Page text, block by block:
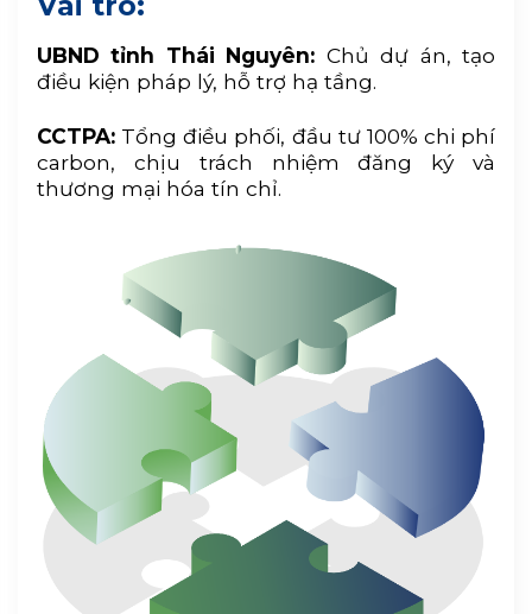
UBND tỉnh Thái Nguyên: Chủ dự án, tạo
điều kiện pháp lý, hỗ trợ hạ tầng.
CCTPA:Tổng điều phối, đầu tư 100% chi phí
carbon, chịu trách nhiệm đăng ký và
thương mại hóa tín chỉ.